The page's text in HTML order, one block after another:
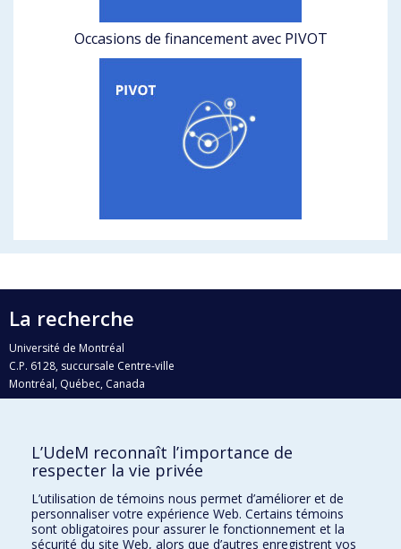
Occasions de financement avec PIVOT
La recherche
Université de Montréal
C.P. 6128, succursale Centre-ville
Montréal, Québec, Canada
H3C 3J7
Qui fait quoi?
Nous trouver
Plan du site
L’UdeM reconnaît l’importance de
respecter la vie privée
L’utilisation de témoins nous permet d’améliorer et de
personnaliser votre expérience Web. Certains témoins
sont obligatoires pour assurer le fonctionnement et la
sécurité du site Web, alors que d’autres enregistrent vos